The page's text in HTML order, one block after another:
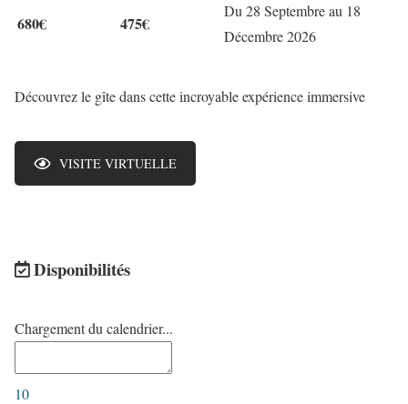
680€ 475€
Du 28 Septembre au 18
Décembre 2026
Découvrez le gîte dans cette incroyable expérience immersive
VISITE VIRTUELLE
Disponibilités
Chargement du calendrier...
10